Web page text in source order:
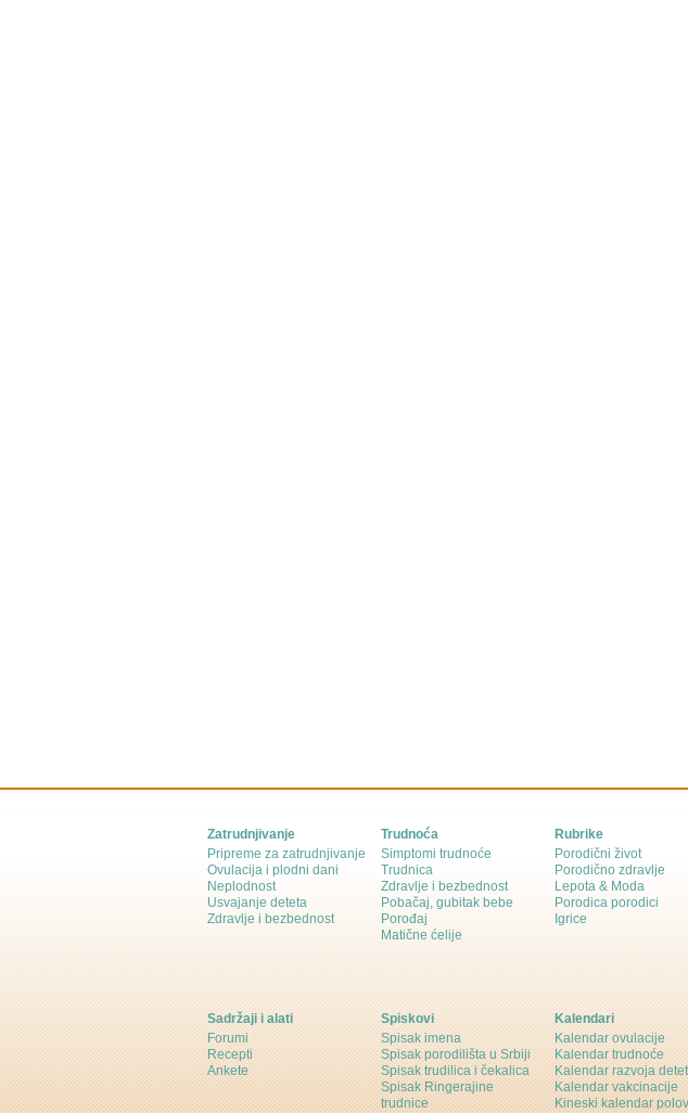
Zatrudnjivanje
Pripreme za zatrudnjivanje
Ovulacija i plodni dani
Neplodnost
Usvajanje deteta
Zdravlje i bezbednost
Trudnoća
Simptomi trudnoće
Trudnica
Zdravlje i bezbednost
Pobačaj, gubitak bebe
Porođaj
Matične ćelije
Rubrike
Porodični život
Porodično zdravlje
Lepota & Moda
Porodica porodici
Igrice
Sadržaji i alati
Forumi
Recepti
Ankete
Spiskovi
Spisak imena
Spisak porodilišta u Srbiji
Spisak trudilica i čekalica
Spisak Ringerajine
trudnice
Kalendari
Kalendar ovulacije
Kalendar trudnoće
Kalendar razvoja
Kalendar vakcinacije
Kineski kalendar